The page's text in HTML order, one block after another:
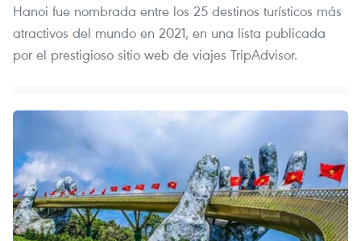
Hanoi fue nombrada entre los 25 destinos turísticos más
atractivos del mundo en 2021, en una lista publicada
por el prestigioso sitio web de viajes TripAdvisor.